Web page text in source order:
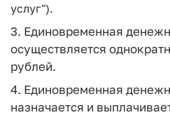
услуг").
3. Единовременная
осуществляется
рублей.
4. Единовременная
назначается и